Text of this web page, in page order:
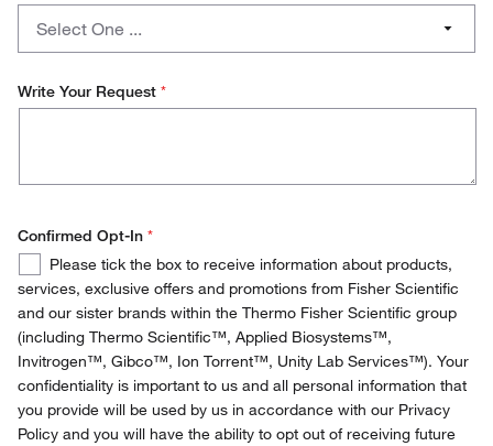
Option 2
Select One ...
Write Your Request *
Confirmed Opt-In *
Required
Confirmed
Opt-
In
Please tick the box to receive information about products,
services, exclusive offers and promotions from Fisher Scientific
and our sister brands within the Thermo Fisher Scientific group
(including Thermo Scientific™, Applied Biosystems™,
Invitrogen™, Gibco™, Ion Torrent™, Unity Lab Services™). Your
confidentiality is important to us and all personal information that
you provide will be used by us in accordance with our Privacy
Policy and you will have the ability to opt out of receiving future